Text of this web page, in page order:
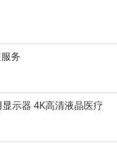
务
示器 4K高清液晶医疗